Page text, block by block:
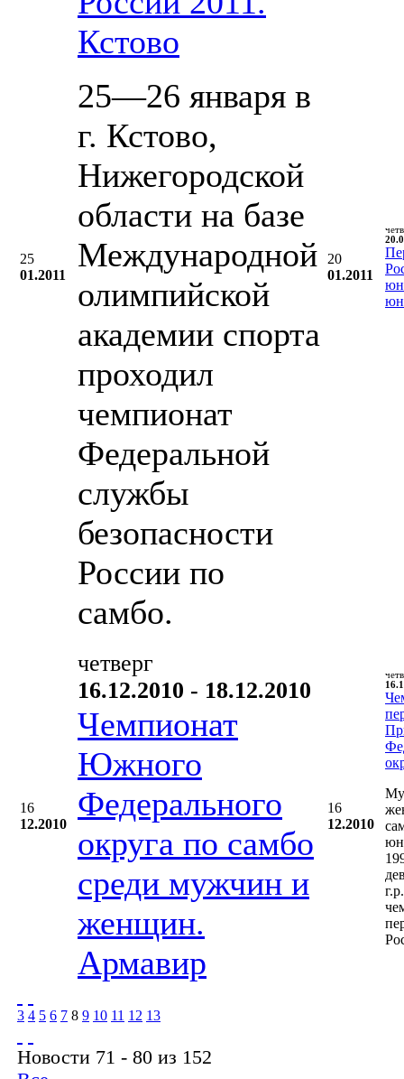
25
01.2011
Кстово
25—26 января в
г. Кстово,
Нижегородской
области на базе
Международной
олимпийской
академии спорта
проходил
чемпионат
Федеральной
службы
безопасности
России по
самбо.
20
01.2011
16
12.2010
четверг
16.12.2010 - 18.12.2010
Чемпионат
Южного
Федерального
округа по самбо
среди мужчин и
женщин.
Армавир
16
12.2010
3 4 5 6 7 8 9 10 11 12 13
Новости 71 - 80 из 152